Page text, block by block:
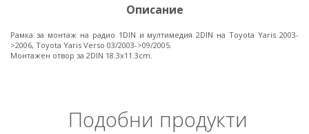
Описание
Рамка за монтаж на радио 1DIN и мултимедия 2DIN на Toyota Yaris 2003-
>2006, Toyota Yaris Verso 03/2003->09/2005.
Монтажен отвор за 2DIN 18.3х11.3cm.
Подобни продукти